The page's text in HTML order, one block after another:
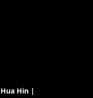
Hin |